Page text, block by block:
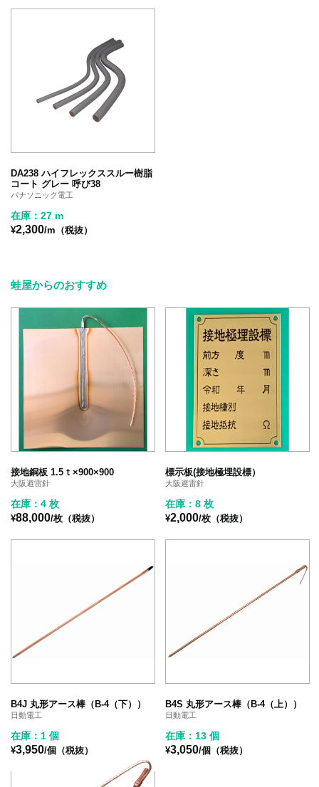
DA238 ハイフレックススルー樹脂
コート グレー 呼び38
パナソニック電工
在庫：27 m
¥2,300/m（税抜）
蛙屋からのおすすめ
接地銅板 1.5ｔ×900×900
大阪避雷針
在庫：4 枚
¥88,000/枚（税抜）
標示板(接地極埋設標）
大阪避雷針
在庫：8 枚
¥2,000/枚（税抜）
B4J 丸形アース棒（B-4（下））
日動電工
在庫：1 個
¥3,950/個（税抜）
B4S 丸形アース棒（B-4（上））
日動電工
在庫：13 個
¥3,050/個（税抜）